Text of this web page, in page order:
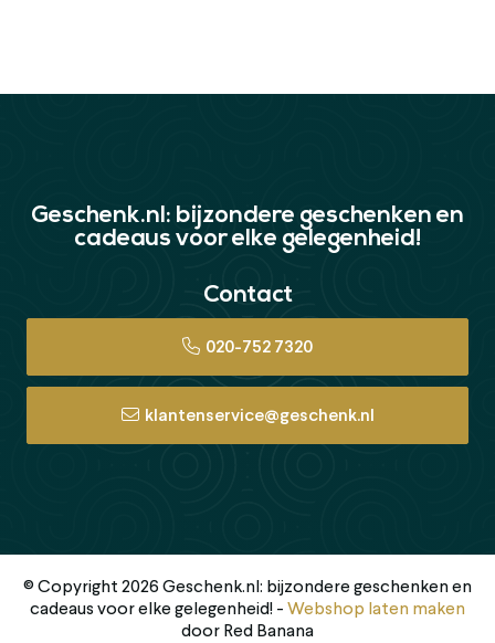
Geschenk.nl: bijzondere geschenken en
cadeaus voor elke gelegenheid!
Contact
020-752 7320
klantenservice@geschenk.nl
© Copyright 2026 Geschenk.nl: bijzondere geschenken en
cadeaus voor elke gelegenheid! - Webshop laten maken
door Red Banana